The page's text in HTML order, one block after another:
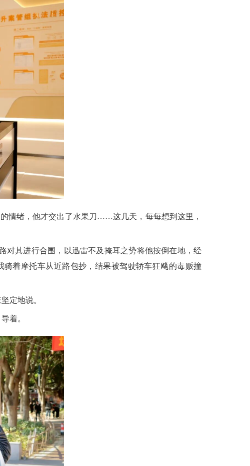
情绪，他才交出了水果刀……这几天，每每想到这里，
其进行合围，以迅雷不及掩耳之势将他按倒在地，经
着摩托车从近路包抄，结果被驾驶轿车狂飚的毒贩撞
定地说。
着。